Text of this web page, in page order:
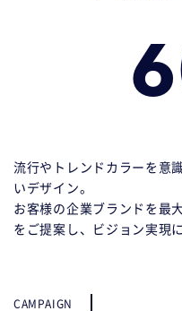
流行やトレンドカラーを意
いデザイン。
お客様の企業ブランドを最
をご提案し、ビジョン実現
CAMPAIGN